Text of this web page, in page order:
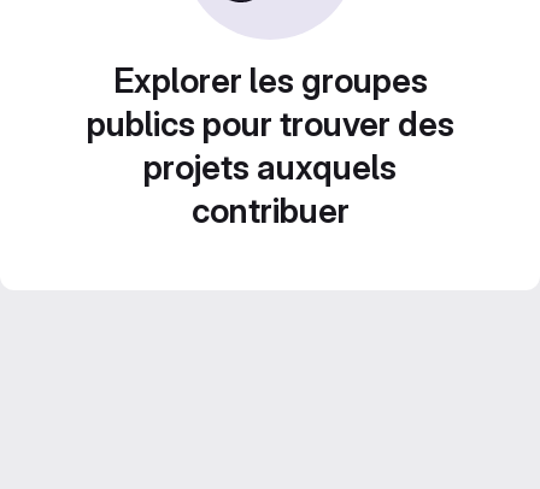
Explorer les groupes
publics pour trouver des
projets auxquels
contribuer